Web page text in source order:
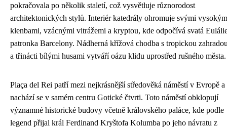
pokračovala po několik staletí, což vysvětluje různorodost
architektonických stylů. Interiér katedrály ohromuje svými
klenbami, vzácnými vitrážemi a kryptou, kde odpočívá svatá
patronka Barcelony. Nádherná křížová chodba s tropickou
a třinácti bílými husami vytváří oázu klidu uprostřed rušného města.
Plaça del Rei patří mezi nejkrásnější středověká náměstí v Evropě a
nachází se v samém centru Gotické čtvrti. Toto náměstí obklopují
významné historické budovy včetně královského paláce, kde podle
legend přijal král Ferdinand Kryštofa Kolumba po jeho návratu z